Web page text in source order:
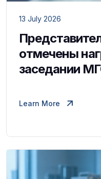
13 July 2026
отмечены
заседании
Learn More